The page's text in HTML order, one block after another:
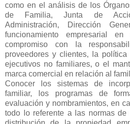
como en el análisis de los
de Familia, Junta de
Administración, Dirección
funcionamiento empresarial
compromiso con la
proveedores y clientes, la
ejecutivos no familiares, o el
marca comercial en relación al
Conocer los sistemas de
familiar, los programas de
evaluación y nombramientos, en
todo lo referente a las normas de